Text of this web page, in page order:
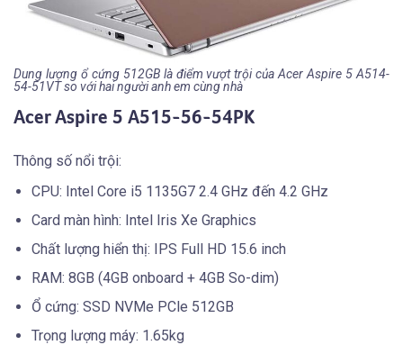
Dung lượng ổ cứng 512GB là điểm vượt trội của Acer Aspire 5 A514-
54-51VT so với hai người anh em cùng nhà
Acer Aspire 5 A515-56-54PK
Thông số nổi trội:
CPU: Intel Core i5 1135G7 2.4 GHz đến 4.2 GHz
Card màn hình: Intel Iris Xe Graphics
Chất lượng hiển thị: IPS Full HD 15.6 inch
RAM: 8GB (4GB onboard + 4GB So-dim)
Ổ cứng: SSD NVMe PCle 512GB
Trọng lượng máy: 1.65kg